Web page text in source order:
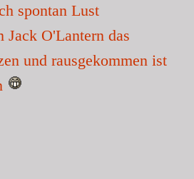
spontan Lust
Jack O'Lantern das
und rausgekommen ist